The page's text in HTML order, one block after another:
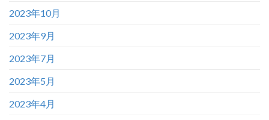
2023年10月
2023年9月
2023年7月
2023年5月
2023年4月